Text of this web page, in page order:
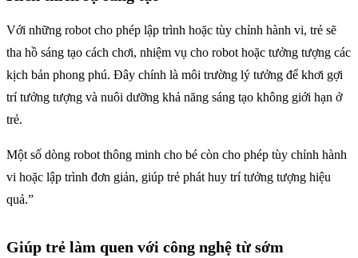
Với những robot cho phép lập trình hoặc tùy chỉnh hành vi, trẻ sẽ
tha hồ sáng tạo cách chơi, nhiệm vụ cho robot hoặc tưởng tượng các
kịch bản phong phú. Đây chính là môi trường lý tưởng để khơi gợi
trí tưởng tượng và nuôi dưỡng khả năng sáng tạo không giới hạn ở
trẻ.
Một số dòng robot thông minh cho bé còn cho phép tùy chỉnh hành
vi hoặc lập trình đơn giản, giúp trẻ phát huy trí tưởng tượng hiệu
quả.”
Giúp trẻ làm quen với công nghệ từ sớm